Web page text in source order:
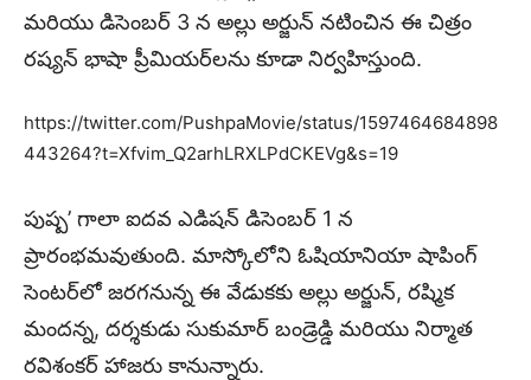
మరియు డిసెంబర్ 3 న అల్లు అర్జున్ నటించిన ఈ చిత్రం
రష్యన్ భాషా ప్రీమియర్‌లను కూడా నిర్వహిస్తుంది.
https://twitter.com/PushpaMovie/status/1597464684898
443264?t=Xfvim_Q2arhLRXLPdCKEVg&s=19
పుష్ప’ గాలా ఐదవ ఎడిషన్ డిసెంబర్ 1 న
ప్రారంభమవుతుంది. మాస్కోలోని ఓషియానియా షాపింగ్
సెంటర్‌లో జరగనున్న ఈ వేడుకకు అల్లు అర్జున్, రష్మిక
మందన్న, దర్శకుడు సుకుమార్ బండ్రెడ్డి మరియు నిర్మాత
రవిశంకర్ హాజరు కానున్నారు.